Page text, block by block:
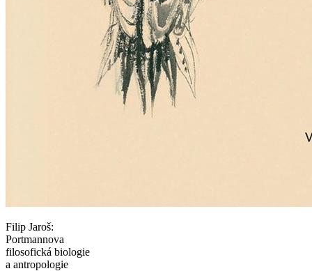
Filip Jaroš:
Portmannova
filosofická biologie
a antropologie